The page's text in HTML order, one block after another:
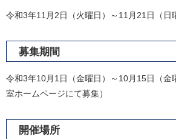
令和3年11月2日（火曜日）～11月21日（日
募集期間
令和3年10月1日（金曜日）～10月15日（金
室ホームページにて募集）
開催場所